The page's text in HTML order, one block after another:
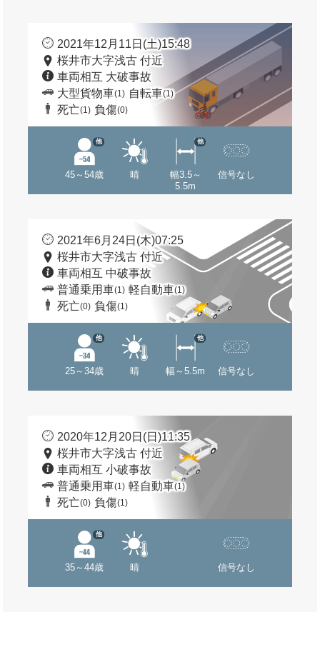
2021年12月11日(土)15:48
桜井市大字浅古 付近
車両相互 大破事故
大型貨物車(1) 自転車(1)
死亡(1) 負傷(0)
45～54歳
他
晴
幅3.5～
5.5m
他
信号なし
2021年6月24日(木)07:25
桜井市大字浅古 付近
車両相互 中破事故
普通乗用車(1) 軽自動車(1)
死亡(0) 負傷(1)
25～34歳
他
晴 幅～5.5m
他
信号なし
2020年12月20日(日)11:35
桜井市大字浅古 付近
車両相互 小破事故
普通乗用車(1) 軽自動車(1)
死亡(0) 負傷(1)
35～44歳
他
晴 信号なし